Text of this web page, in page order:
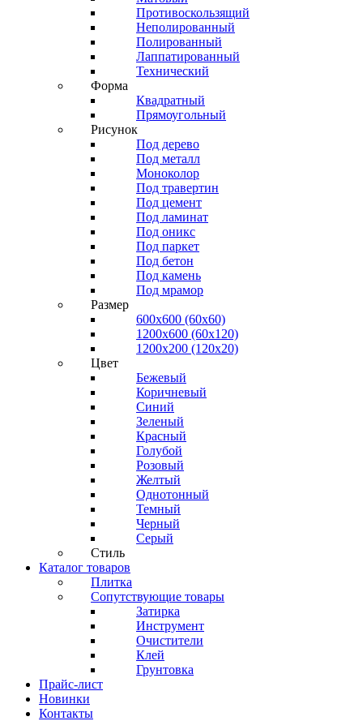
Противоскользящий
Неполированный
Полированный
Лаппатированный
Технический
Форма
Квадратный
Прямоугольный
Рисунок
Под дерево
Под металл
Моноколор
Под травертин
Под цемент
Под ламинат
Под оникс
Под паркет
Под бетон
Под камень
Под мрамор
Размер
600х600 (60х60)
1200х600 (60х120)
1200х200 (120x20)
Цвет
Бежевый
Коричневый
Синий
Зеленый
Красный
Голубой
Розовый
Желтый
Однотонный
Темный
Черный
Серый
Стиль
Каталог товаров
Плитка
Сопутствующие товары
Затирка
Инструмент
Очистители
Клей
Грунтовка
Прайс-лист
Новинки
Контакты